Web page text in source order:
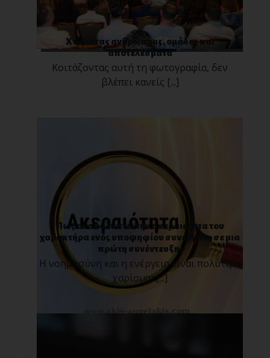
Χτίζοντας ανθρώπους, ομάδες και
αποτελέσματα
Κοιτάζοντας αυτή τη φωτογραφία, δεν
βλέπει κανείς [...]
Πως ανακαλύπτω την ακεραιότητα του
χαρακτήρα ενός υποψηφίου συνεργάτη σε μια
πρώτη συνέντευξη;
Η νοημοσύνη και η ενέργεια είναι πολύτιμα
χαρίσματ[...]